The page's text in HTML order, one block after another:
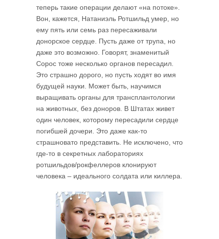
теперь такие операции делают «на потоке».
Вон, кажется, Натаниэль Ротшильд умер, но
ему пять или семь раз пересаживали
донорское сердце. Пусть даже от трупа, но
даже это возможно. Говорят, знаменитый
Сорос тоже несколько органов пересадил.
Это страшно дорого, но пусть ходят во имя
будущей науки. Может быть, научимся
выращивать органы для трансплантологии
на животных, без доноров. В Штатах живет
один человек, которому пересадили сердце
погибшей дочери. Это даже как-то
страшновато представить. Не исключено, что
где-то в секретных лабораториях
ротшильдов/рокфеллеров клонируют
человека – идеального солдата или киллера.